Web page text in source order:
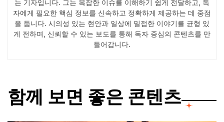
는 기자입니다. 그는 복잡한 이슈를 이해하기 쉽게 전달하고, 독
자에게 필요한 핵심 정보를 신속하고 정확하게 제공하는 데 중점
을 둡니다. 시의성 있는 현안과 일상에 밀접한 이야기를 균형 있
게 전하며, 신뢰할 수 있는 보도를 통해 독자 중심의 콘텐츠를 만
들어갑니다.
함께 보면 좋은 콘텐츠